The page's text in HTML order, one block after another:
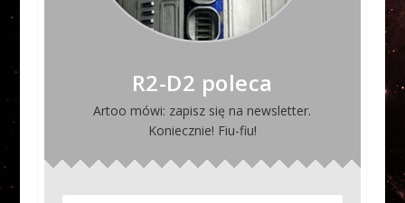
R2-D2 poleca
Artoo mówi: zapisz się na newsletter.
Koniecznie! Fiu-fiu!